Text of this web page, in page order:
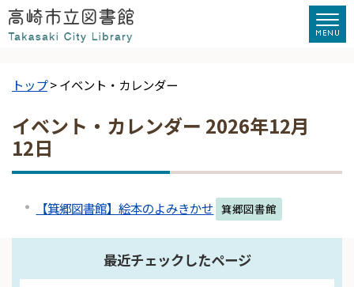
トップ> イベント・カレンダー
イベント・カレンダー 2026年12月
12日
【箕郷図書館】絵本のよみきかせ 箕郷図書館
最近チェックしたページ